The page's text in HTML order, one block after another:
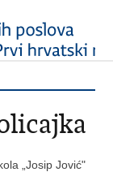
„Josip Jović"